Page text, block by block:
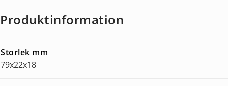
Produktinformation
Storlek mm
79x22x18